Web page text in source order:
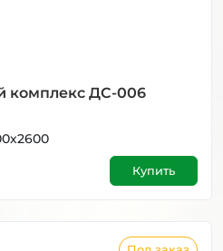
комплекс ДС-006
Купить